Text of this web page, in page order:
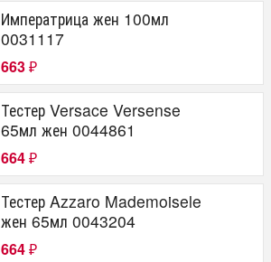
Императрица жен 100мл
0031117
663 ₽
Тестер Versace Versense
65мл жен 0044861
664 ₽
Тестер Azzaro Mademoisele
жен 65мл 0043204
664 ₽